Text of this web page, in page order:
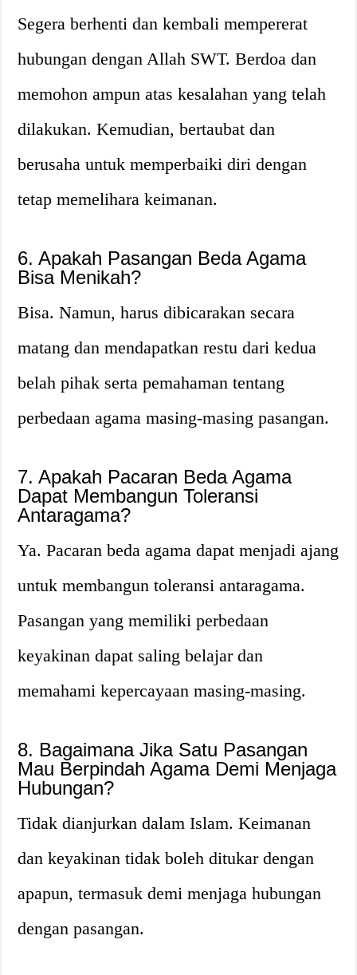
Segera berhenti dan kembali mempererat
hubungan dengan Allah SWT. Berdoa dan
memohon ampun atas kesalahan yang telah
dilakukan. Kemudian, bertaubat dan
berusaha untuk memperbaiki diri dengan
tetap memelihara keimanan.
6. Apakah Pasangan Beda Agama
Bisa Menikah?
Bisa. Namun, harus dibicarakan secara
matang dan mendapatkan restu dari kedua
belah pihak serta pemahaman tentang
perbedaan agama masing-masing pasangan.
7. Apakah Pacaran Beda Agama
Dapat Membangun Toleransi
Antaragama?
Ya. Pacaran beda agama dapat menjadi ajang
untuk membangun toleransi antaragama.
Pasangan yang memiliki perbedaan
keyakinan dapat saling belajar dan
memahami kepercayaan masing-masing.
8. Bagaimana Jika Satu Pasangan
Mau Berpindah Agama Demi Menjaga
Hubungan?
Tidak dianjurkan dalam Islam. Keimanan
dan keyakinan tidak boleh ditukar dengan
apapun, termasuk demi menjaga hubungan
dengan pasangan.